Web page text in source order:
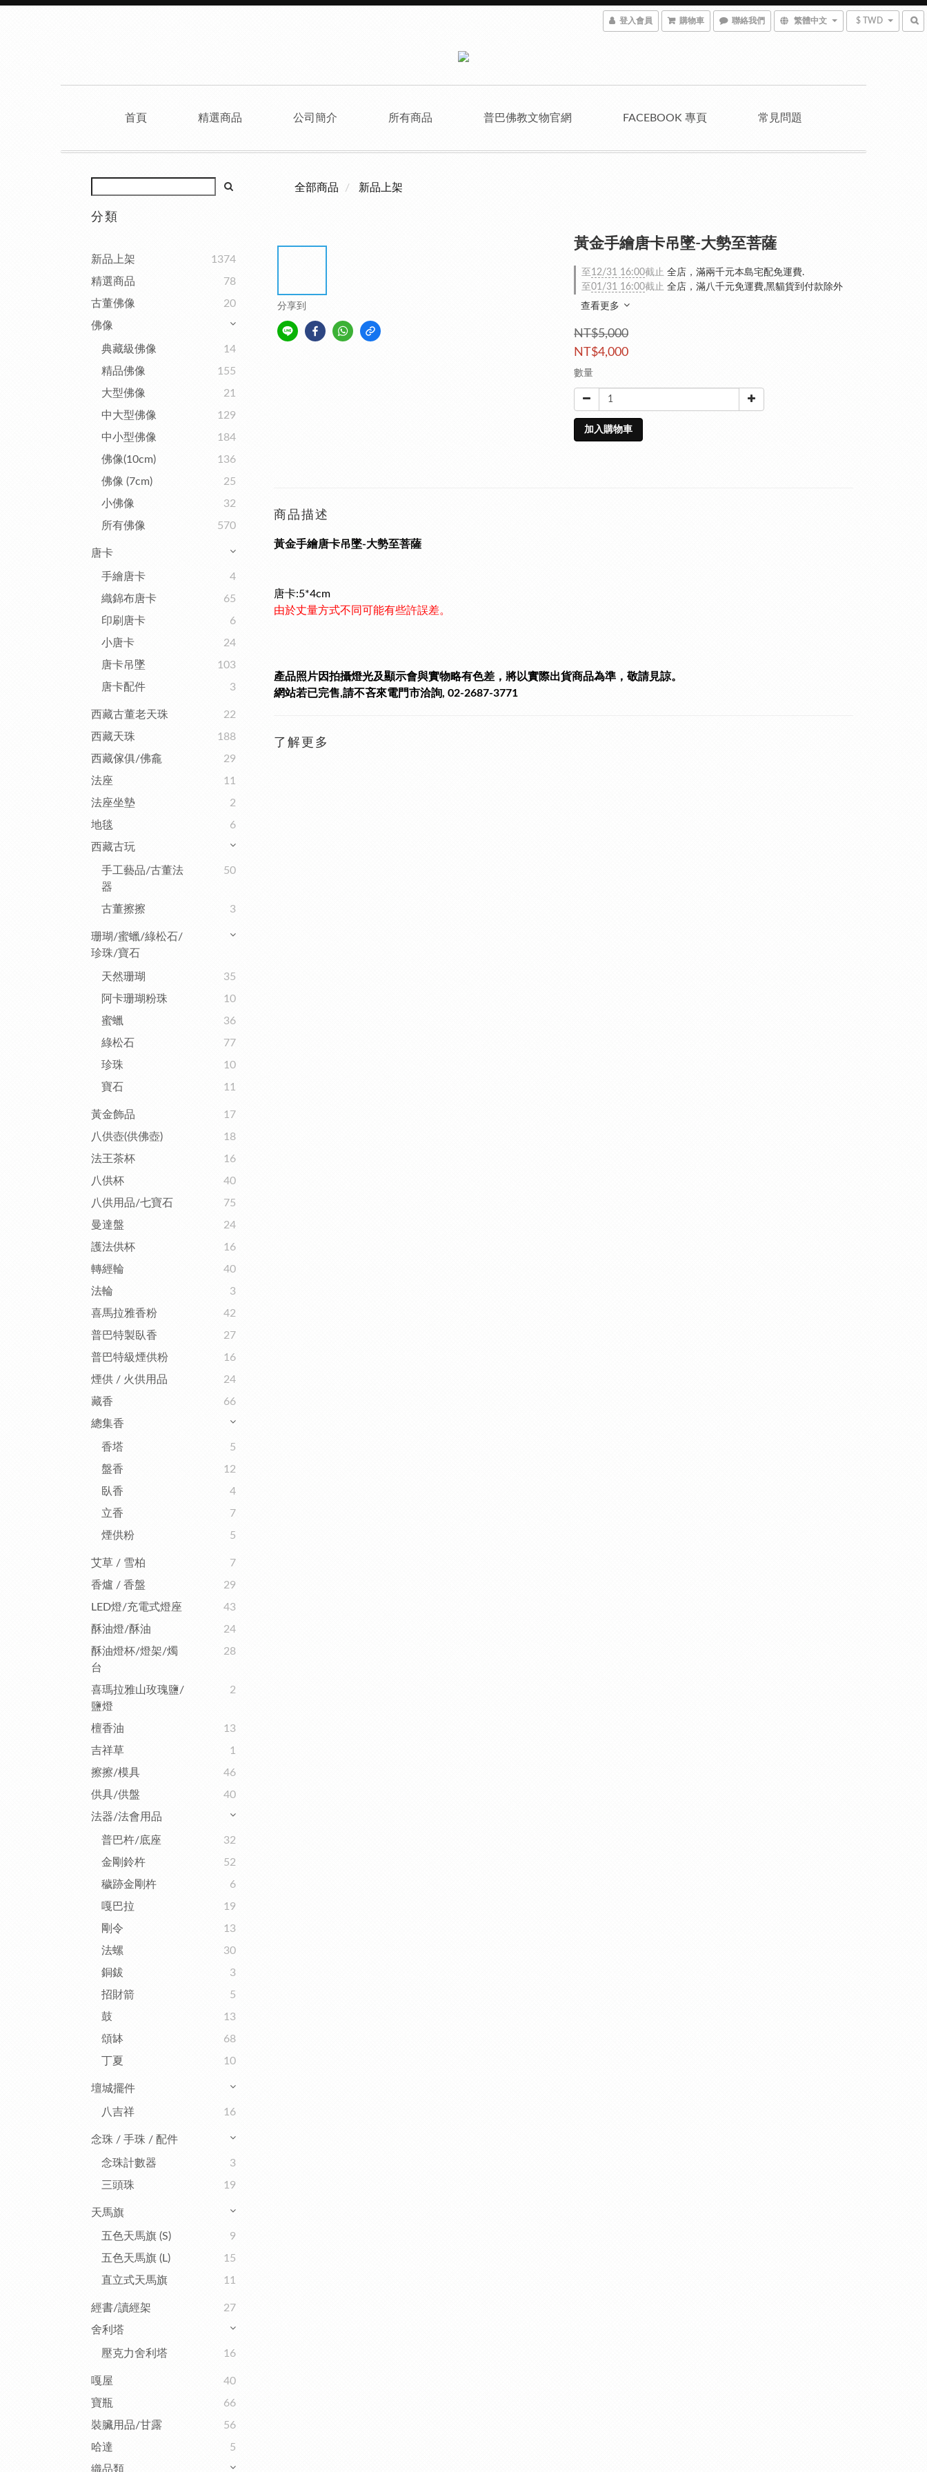
登入會員 購物車 聯絡我們 繁體中文 $ TWD
首頁 精選商品 公司簡介 所有商品 普巴佛教文物官網 FACEBOOK 專頁 常見問題
分類
新品上架
1374
精選商品
78
古董佛像
20
佛像
典藏級佛像
14
精品佛像
155
大型佛像
21
中大型佛像
129
中小型佛像
184
佛像(10cm)
136
佛像 (7cm)
25
小佛像
32
所有佛像
570
唐卡
手繪唐卡
4
織錦布唐卡
65
印刷唐卡
6
小唐卡
24
唐卡吊墜
103
唐卡配件
3
西藏古董老天珠
22
西藏天珠
188
西藏傢俱/佛龕
29
法座
11
法座坐墊
2
地毯
6
西藏古玩
手工藝品/古董法
器
50
古董擦擦 3
珊瑚/蜜蠟/綠松石/
珍珠/寶石
天然珊瑚
35
阿卡珊瑚粉珠
10
蜜蠟
36
綠松石
77
珍珠
10
寶石
11
黃金飾品
17
八供壺(供佛壺)
18
法王茶杯
16
八供杯
40
八供用品/七寶石
75
曼達盤
24
護法供杯
16
轉經輪
40
法輪
3
喜馬拉雅香粉
42
普巴特製臥香
27
普巴特級煙供粉
16
煙供 / 火供用品
24
藏香
66
總集香
香塔
5
盤香
12
臥香
4
立香
7
煙供粉
5
艾草 / 雪柏
7
香爐 / 香盤
29
LED燈/充電式燈座
43
酥油燈/酥油
24
酥油燈杯/燈架/燭
台
28
喜瑪拉雅山玫瑰鹽/
鹽燈
2
檀香油
13
吉祥草
1
擦擦/模具
46
供具/供盤
40
法器/法會用品
普巴杵/底座
32
金剛鈴杵
52
穢跡金剛杵
6
嘎巴拉
19
剛令
13
法螺
30
銅鈸
3
招財箭
5
鼓
13
頌缽
68
丁夏
10
壇城擺件
八吉祥 16
念珠 / 手珠 / 配件
念珠計數器
3
三頭珠
19
天馬旗
五色天馬旗 (S)
9
五色天馬旗 (L)
15
直立式天馬旗
11
經書/讀經架
27
舍利塔
壓克力舍利塔 16
嘎屋
40
寶瓶
66
裝臟用品/甘露
56
哈達
5
織品類
全部商品 新品上架
分享到
黃金手繪唐卡吊墜-大勢至菩薩
至 12/31 16:00截止 全店，滿兩千元本島宅配免運費.
至01/31 16:00截止 全店，滿八千元免運費,黑貓貨到付款除外
查看更多
NT$5,000
NT$4,000
數量
加入購物車
商品描述
黃金手繪唐卡吊墜-大勢至菩薩
唐卡:5*4cm
由於丈量方式不同可能有些許誤差。
產品照片因拍攝燈光及顯示會與實物略有色差，將以實際出貨商品為準，敬請見諒。
網站若已完售,請不吝來電門市洽詢, 02-2687-3771
了解更多